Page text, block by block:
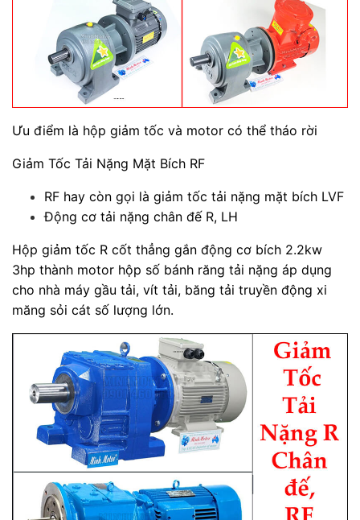
Ưu điểm là hộp giảm tốc và motor có thể tháo rời
Giảm Tốc Tải Nặng Mặt Bích RF
RF hay còn gọi là giảm tốc tải nặng mặt bích LVF
Động cơ tải nặng chân đế R, LH
Hộp giảm tốc R cốt thẳng gắn động cơ bích 2.2kw
3hp thành motor hộp số bánh răng tải nặng áp dụng
cho nhà máy gầu tải, vít tải, băng tải truyền động xi
măng sỏi cát số lượng lớn.